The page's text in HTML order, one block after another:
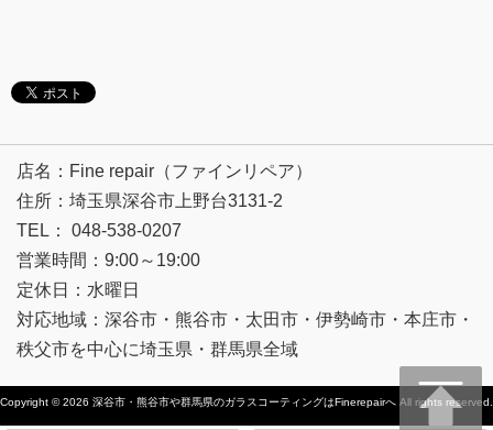
店名：Fine repair（ファインリペア）
住所：埼玉県深谷市上野台3131-2
TEL： 048-538-0207
営業時間：9:00～19:00
定休日：水曜日
対応地域：深谷市・熊谷市・太田市・伊勢崎市・本庄市・
秩父市を中心に埼玉県・群馬県全域
Copyright © 2026 深谷市・熊谷市や群馬県のガラスコーティングはFinerepairへ All rights reserved.